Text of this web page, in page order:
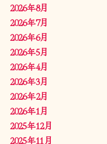
2026年8月
2026年7月
2026年6月
2026年5月
2026年4月
2026年3月
2026年2月
2026年1月
2025年12月
2025年11月